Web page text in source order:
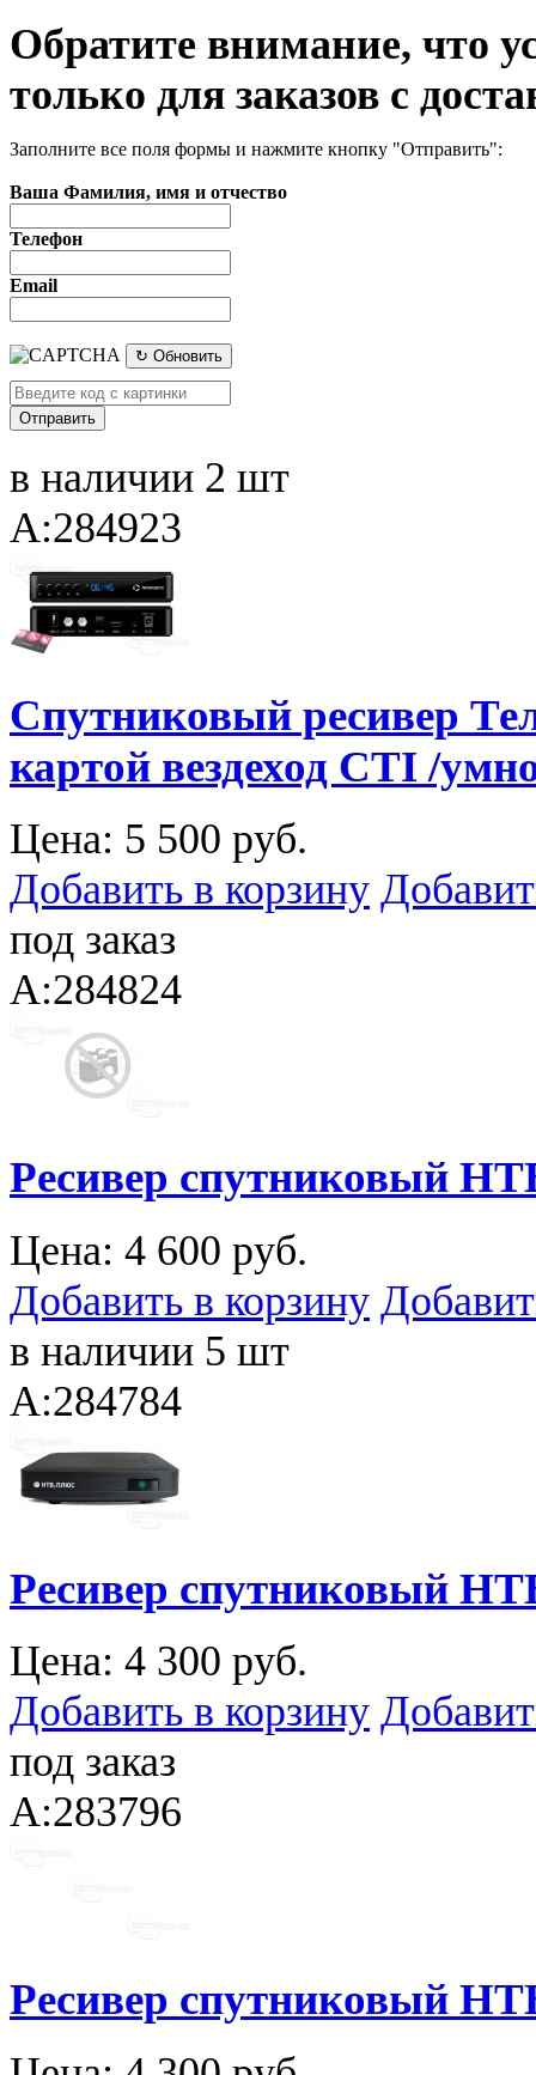
Обратите внимание, что
только для заказов с
Заполните все поля формы и нажмите кнопку "Отправить":
Ваша Фамилия, имя и отчество
Телефон
Email
↻ Обновить
в наличии 2 шт
A:284923
Спутниковый ресивер
картой вездеход CTI /
Цена: 5 500 руб.
Добавить в корзину
под заказ
A:284824
Ресивер спутниковый
Цена: 4 600 руб.
Добавить в корзину
в наличии 5 шт
A:284784
Ресивер спутниковый
Цена: 4 300 руб.
Добавить в корзину
под заказ
A:283796
Ресивер спутниковый